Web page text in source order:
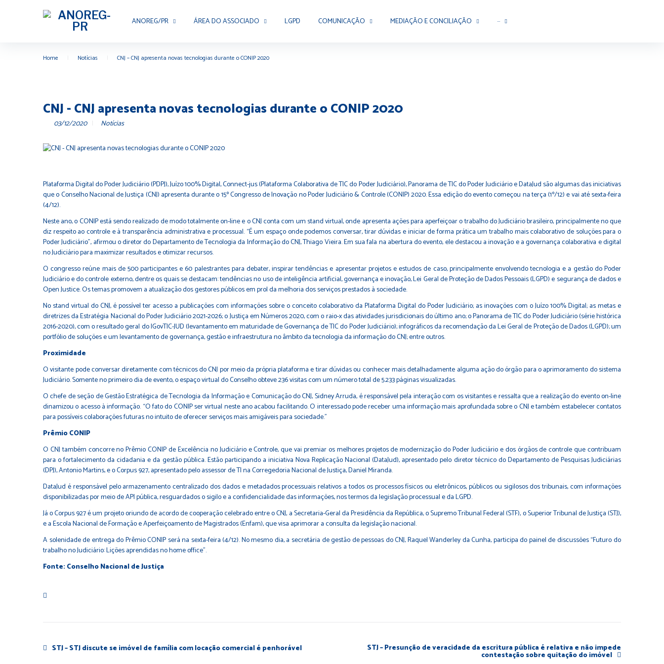
ANOREG/PR ÁREA DO ASSOCIADO LGPD COMUNICAÇÃO MEDIAÇÃO E CONCILIAÇÃO ···
Home Notícias CNJ – CNJ apresenta novas tecnologias durante o CONIP 2020
CNJ - CNJ apresenta novas tecnologias durante o CONIP 2020
03/12/2020 Notícias
Plataforma Digital do Poder Judiciário (PDPJ), Juízo 100% Digital, Connect-jus (Plataforma Colaborativa de TIC do Poder Judiciário), Panorama de TIC do Poder Judiciário e DataJud são algumas das iniciativas
que o Conselho Nacional de Justiça (CNJ) apresenta durante o15º Congresso de Inovação no Poder Judiciário & Controle (CONIP)2020. Essa edição do evento começou na terça (1º/12) e vai até sexta-feira
(4/12).
Neste ano, o CONIP está sendo realizado de modo totalmente on-line e o CNJ conta com um stand virtual, onde apresenta ações para aperfeiçoar o trabalho do Judiciário brasileiro, principalmente no que
diz respeito ao controle e à transparência administrativa e processual. “É um espaço onde podemos conversar, tirar dúvidas e iniciar de forma prática um trabalho mais colaborativo de soluções para o
Poder Judiciário”, afirmou o diretor do Departamento de Tecnologia da Informação do CNJ, Thiago Vieira. Em sua fala na abertura do evento, ele destacou a inovação e a governança colaborativa e digital
no Judiciário para maximizar resultados e otimizar recursos.
O congresso reúne mais de 500 participantes e 60 palestrantes para debater, inspirar tendências e apresentar projetos e estudos de caso, principalmente envolvendo tecnologia e a gestão do Poder
Judiciário e do controle externo, dentre os quais se destacam: tendências no uso de inteligência artificial, governança e inovação, Lei Geral de Proteção de Dados Pessoais (LGPD) e segurança de dados e
Open Justice. Os temas promovem a atualização dos gestores públicos em prol da melhoria dos serviços prestados à sociedade.
No stand virtual do CNJ, é possível ter acesso a publicações com informações sobre o conceito colaborativo da Plataforma Digital do Poder Judiciário; as inovações com o Juízo 100% Digital; as metas e
diretrizes da Estratégia Nacional do Poder Judiciário 2021-2026; o Justiça em Números 2020, com o raio-x das atividades jurisdicionais do último ano; o Panorama de TIC do Poder Judiciário (série histórica
2016-2020), com o resultado geral do IGovTIC-JUD (levantamento em maturidade de Governança de TIC do Poder Judiciário); infográficos da recomendação da Lei Geral de Proteção de Dados (LGPD); um
portfólio de soluções e um levantamento de governança, gestão e infraestrutura no âmbito da tecnologia da informação do CNJ; entre outros.
Proximidade
O visitante pode conversar diretamente com técnicos do CNJ por meio da própria plataforma e tirar dúvidas ou conhecer mais detalhadamente alguma ação do órgão para o aprimoramento do sistema
Judiciário. Somente no primeiro dia de evento, o espaço virtual do Conselho obteve 236 visitas com um número total de 5.233 páginas visualizadas.
O chefe de seção de Gestão Estratégica de Tecnologia da Informação e Comunicação do CNJ, Sidney Arruda, é responsável pela interação com os visitantes e ressalta que a realização do evento on-line
dinamizou o acesso à informação. “O fato do CONIP ser virtual neste ano acabou facilitando. O interessado pode receber uma informação mais aprofundada sobre o CNJ e também estabelecer contatos
para possíveis colaborações futuras no intuito de oferecer serviços mais amigáveis para sociedade.”
Prêmio CONIP
O CNJ também concorre no Prêmio CONIP de Excelência no Judiciário e Controle, que vai premiar os melhores projetos de modernização do Poder Judiciário e dos órgãos de controle que contribuam
para o fortalecimento da cidadania e da gestão pública. Estão participando a iniciativa Nova Replicação Nacional (DataJud), apresentado pelo diretor técnico do Departamento de Pesquisas Judiciárias
(DPJ), Antonio Martins, e o Corpus 927, apresentado pelo assessor de TI na Corregedoria Nacional de Justiça, Daniel Miranda.
DataJud é responsável pelo armazenamento centralizado dos dados e metadados processuais relativos a todos os processos físicos ou eletrônicos, públicos ou sigilosos dos tribunais, com informações
disponibilizadas por meio de API pública, resguardados o sigilo e a confidencialidade das informações, nos termos da legislação processual e da LGPD.
Já o Corpus 927 é um projeto oriundo de acordo de cooperação celebrado entre o CNJ, a Secretaria-Geral da Presidência da República, o Supremo Tribunal Federal (STF), o Superior Tribunal de Justiça (STJ),
e a Escola Nacional de Formação e Aperfeiçoamento de Magistrados (Enfam), que visa aprimorar a consulta da legislação nacional.
A solenidade de entrega do Prêmio CONIP será na sexta-feira (4/12). No mesmo dia, a secretária de gestão de pessoas do CNJ, Raquel Wanderley da Cunha, participa do painel de discussões “Futuro do
trabalho no Judiciário: Lições aprendidas no home office”.
Fonte: Conselho Nacional de Justiça
STJ – STJ discute se imóvel de família com locação comercial é penhorável STJ – Presunção de veracidade da escritura pública é relativa e não impede
contestação sobre quitação do imóvel